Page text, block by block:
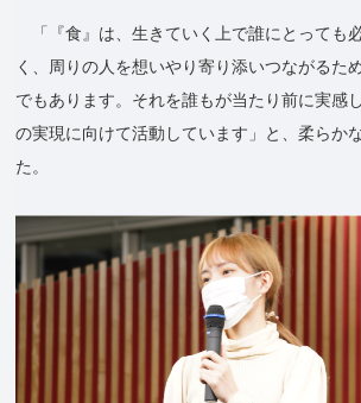
「『食』は、生きていく上で誰にとっても
く、周りの人を想いやり寄り添いつながるた
でもあります。それを誰もが当たり前に実感
の実現に向けて活動しています」と、柔らか
た。